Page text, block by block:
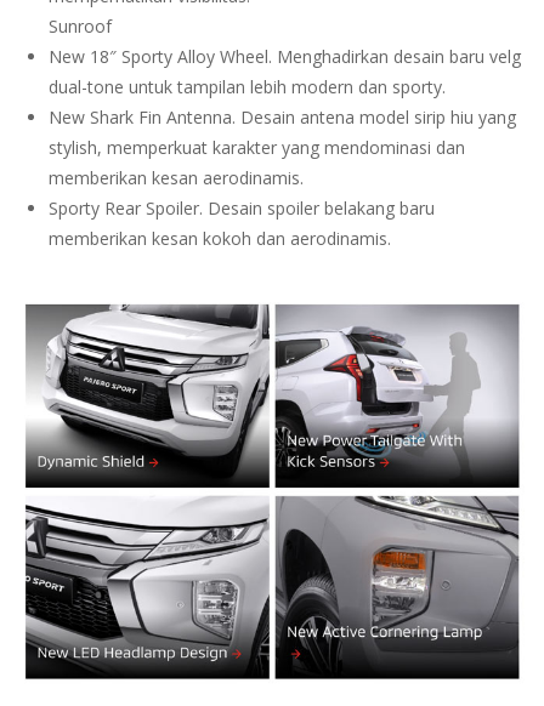
Sunroof
New 18″ Sporty Alloy Wheel. Menghadirkan desain baru velg
dual-tone untuk tampilan lebih modern dan sporty.
New Shark Fin Antenna. Desain antena model sirip hiu yang
stylish, memperkuat karakter yang mendominasi dan
memberikan kesan aerodinamis.
Sporty Rear Spoiler. Desain spoiler belakang baru
memberikan kesan kokoh dan aerodinamis.